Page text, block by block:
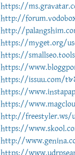
https://
http://
http://
https://myget.org/
https://
https://
https://issuu.com/
https://
https://
http://freestyler.ws/
https://
http://